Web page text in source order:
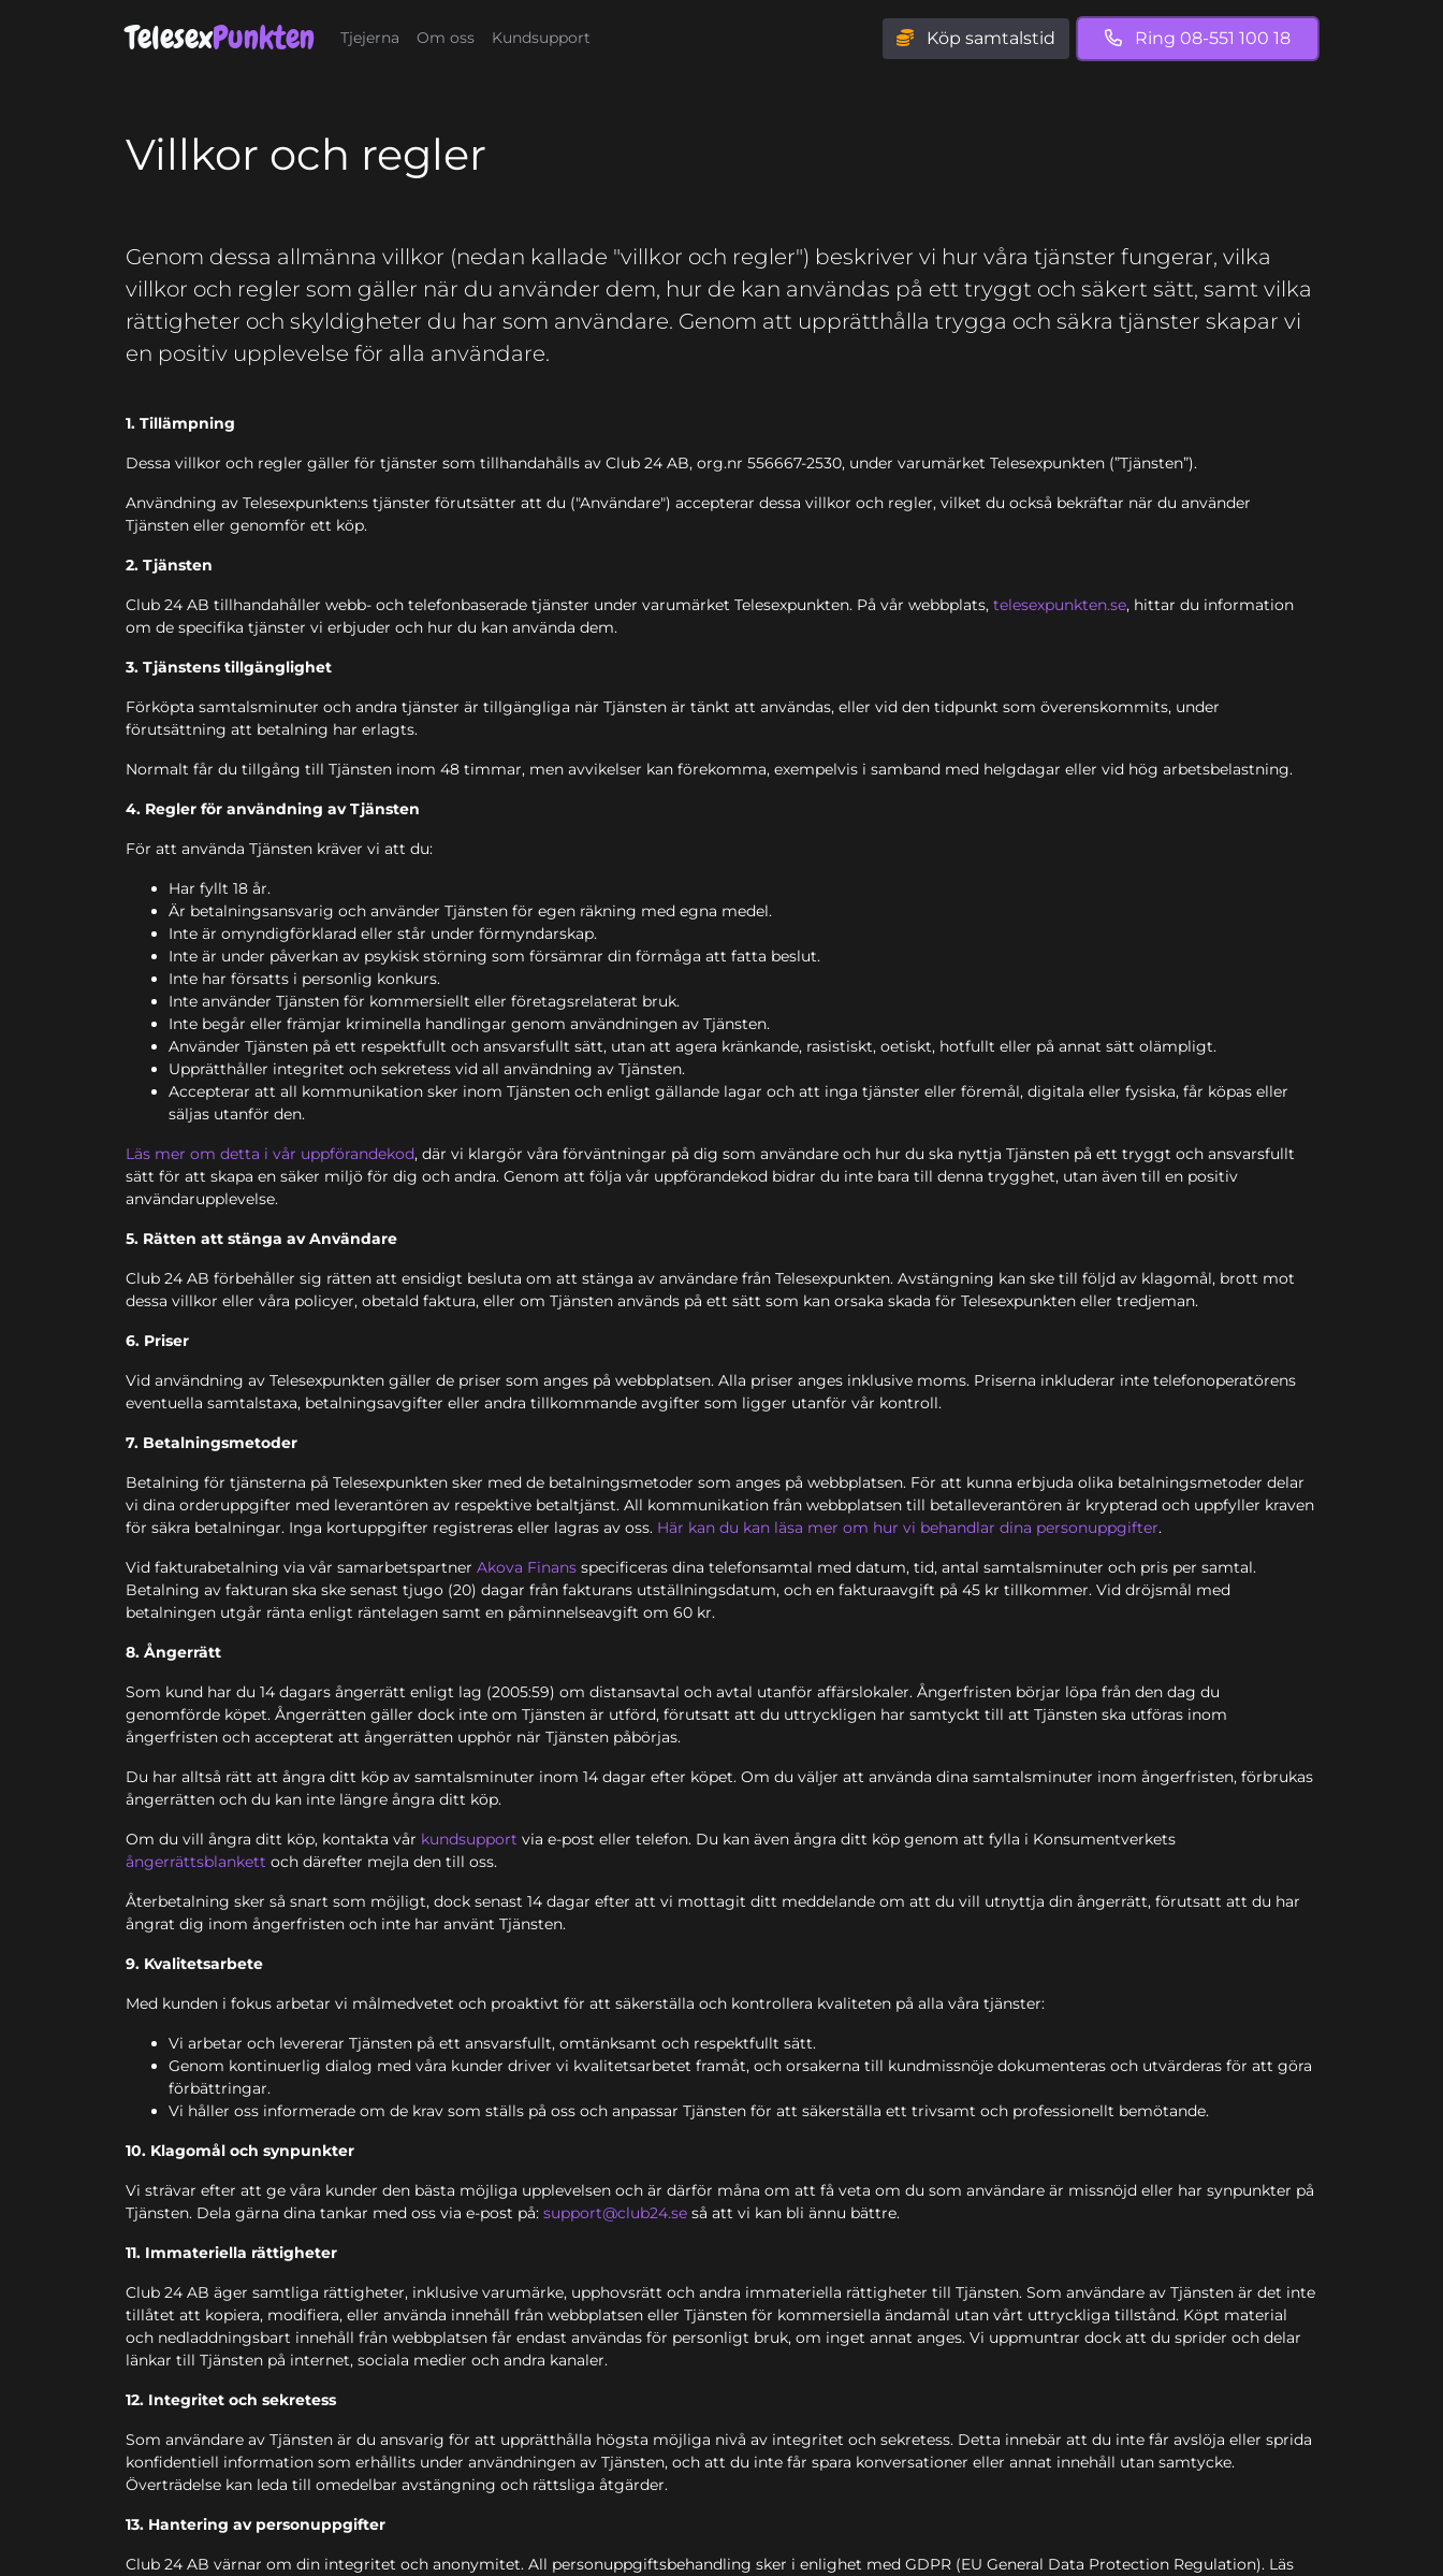
TelesexPunkten Tjejerna Om oss Kundsupport Köp samtalstid Ring 08-551​ 100​ 18
Villkor och regler
Genom dessa allmänna villkor (nedan kallade "villkor och regler") beskriver vi hur våra tjänster fungerar, vilka
villkor och regler som gäller när du använder dem, hur de kan användas på ett tryggt och säkert sätt, samt vilka
rättigheter och skyldigheter du har som användare. Genom att upprätthålla trygga och säkra tjänster skapar vi
en positiv upplevelse för alla användare.
1. Tillämpning
Dessa villkor och regler gäller för tjänster som tillhandahålls av Club 24 AB, org.nr 556667-2530, under varumärket Telesexpunkten (”Tjänsten”).
Användning av Telesexpunkten:s tjänster förutsätter att du ("Användare") accepterar dessa villkor och regler, vilket du också bekräftar när du använder
Tjänsten eller genomför ett köp.
2. Tjänsten
Club 24 AB tillhandahåller webb- och telefonbaserade tjänster under varumärket Telesexpunkten. På vår webbplats, telesexpunkten.se, hittar du information
om de specifika tjänster vi erbjuder och hur du kan använda dem.
3. Tjänstens tillgänglighet
Förköpta samtalsminuter och andra tjänster är tillgängliga när Tjänsten är tänkt att användas, eller vid den tidpunkt som överenskommits, under
förutsättning att betalning har erlagts.
Normalt får du tillgång till Tjänsten inom 48 timmar, men avvikelser kan förekomma, exempelvis i samband med helgdagar eller vid hög arbetsbelastning.
4. Regler för användning av Tjänsten
För att använda Tjänsten kräver vi att du:
Har fyllt 18 år.
Är betalningsansvarig och använder Tjänsten för egen räkning med egna medel.
Inte är omyndigförklarad eller står under förmyndarskap.
Inte är under påverkan av psykisk störning som försämrar din förmåga att fatta beslut.
Inte har försatts i personlig konkurs.
Inte använder Tjänsten för kommersiellt eller företagsrelaterat bruk.
Inte begår eller främjar kriminella handlingar genom användningen av Tjänsten.
Använder Tjänsten på ett respektfullt och ansvarsfullt sätt, utan att agera kränkande, rasistiskt, oetiskt, hotfullt eller på annat sätt olämpligt.
Upprätthåller integritet och sekretess vid all användning av Tjänsten.
Accepterar att all kommunikation sker inom Tjänsten och enligt gällande lagar och att inga tjänster eller föremål, digitala eller fysiska, får köpas eller
säljas utanför den.
Läs mer om detta i vår uppförandekod, där vi klargör våra förväntningar på dig som användare och hur du ska nyttja Tjänsten på ett tryggt och ansvarsfullt
sätt för att skapa en säker miljö för dig och andra. Genom att följa vår uppförandekod bidrar du inte bara till denna trygghet, utan även till en positiv
användarupplevelse.
5. Rätten att stänga av Användare
Club 24 AB förbehåller sig rätten att ensidigt besluta om att stänga av användare från Telesexpunkten. Avstängning kan ske till följd av klagomål, brott mot
dessa villkor eller våra policyer, obetald faktura, eller om Tjänsten används på ett sätt som kan orsaka skada för Telesexpunkten eller tredjeman.
6. Priser
Vid användning av Telesexpunkten gäller de priser som anges på webbplatsen. Alla priser anges inklusive moms. Priserna inkluderar inte telefonoperatörens
eventuella samtalstaxa, betalningsavgifter eller andra tillkommande avgifter som ligger utanför vår kontroll.
7. Betalningsmetoder
Betalning för tjänsterna på Telesexpunkten sker med de betalningsmetoder som anges på webbplatsen. För att kunna erbjuda olika betalningsmetoder delar
vi dina orderuppgifter med leverantören av respektive betaltjänst. All kommunikation från webbplatsen till betalleverantören är krypterad och uppfyller kraven
för säkra betalningar. Inga kortuppgifter registreras eller lagras av oss. Här kan du kan läsa mer om hur vi behandlar dina personuppgifter.
Vid fakturabetalning via vår samarbetspartner Akova Finans specificeras dina telefonsamtal med datum, tid, antal samtalsminuter och pris per samtal.
Betalning av fakturan ska ske senast tjugo (20) dagar från fakturans utställningsdatum, och en fakturaavgift på 45 kr tillkommer. Vid dröjsmål med
betalningen utgår ränta enligt räntelagen samt en påminnelseavgift om 60 kr.
8. Ångerrätt
Som kund har du 14 dagars ångerrätt enligt lag (2005:59) om distansavtal och avtal utanför affärslokaler. Ångerfristen börjar löpa från den dag du
genomförde köpet. Ångerrätten gäller dock inte om Tjänsten är utförd, förutsatt att du uttryckligen har samtyckt till att Tjänsten ska utföras inom
ångerfristen och accepterat att ångerrätten upphör när Tjänsten påbörjas.
Du har alltså rätt att ångra ditt köp av samtalsminuter inom 14 dagar efter köpet. Om du väljer att använda dina samtalsminuter inom ångerfristen, förbrukas
ångerrätten och du kan inte längre ångra ditt köp.
Om du vill ångra ditt köp, kontakta vår kundsupport via e-post eller telefon. Du kan även ångra ditt köp genom att fylla i Konsumentverkets
ångerrättsblankett och därefter mejla den till oss.
Återbetalning sker så snart som möjligt, dock senast 14 dagar efter att vi mottagit ditt meddelande om att du vill utnyttja din ångerrätt, förutsatt att du har
ångrat dig inom ångerfristen och inte har använt Tjänsten.
9. Kvalitetsarbete
Med kunden i fokus arbetar vi målmedvetet och proaktivt för att säkerställa och kontrollera kvaliteten på alla våra tjänster:
Vi arbetar och levererar Tjänsten på ett ansvarsfullt, omtänksamt och respektfullt sätt.
Genom kontinuerlig dialog med våra kunder driver vi kvalitetsarbetet framåt, och orsakerna till kundmissnöje dokumenteras och utvärderas för att göra
förbättringar.
Vi håller oss informerade om de krav som ställs på oss och anpassar Tjänsten för att säkerställa ett trivsamt och professionellt bemötande.
10. Klagomål och synpunkter
Vi strävar efter att ge våra kunder den bästa möjliga upplevelsen och är därför måna om att få veta om du som användare är missnöjd eller har synpunkter på
Tjänsten. Dela gärna dina tankar med oss via e-post på: support@club24.se så att vi kan bli ännu bättre.
11. Immateriella rättigheter
Club 24 AB äger samtliga rättigheter, inklusive varumärke, upphovsrätt och andra immateriella rättigheter till Tjänsten. Som användare av Tjänsten är det inte
tillåtet att kopiera, modifiera, eller använda innehåll från webbplatsen eller Tjänsten för kommersiella ändamål utan vårt uttryckliga tillstånd. Köpt material
och nedladdningsbart innehåll från webbplatsen får endast användas för personligt bruk, om inget annat anges. Vi uppmuntrar dock att du sprider och delar
länkar till Tjänsten på internet, sociala medier och andra kanaler.
12. Integritet och sekretess
Som användare av Tjänsten är du ansvarig för att upprätthålla högsta möjliga nivå av integritet och sekretess. Detta innebär att du inte får avslöja eller sprida
konfidentiell information som erhållits under användningen av Tjänsten, och att du inte får spara konversationer eller annat innehåll utan samtycke.
Överträdelse kan leda till omedelbar avstängning och rättsliga åtgärder.
13. Hantering av personuppgifter
Club 24 AB värnar om din integritet och anonymitet. All personuppgiftsbehandling sker i enlighet med GDPR (EU General Data Protection Regulation). Läs